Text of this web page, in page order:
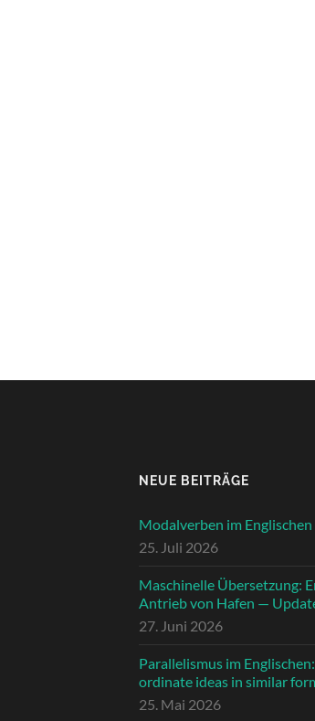
NEUE BEITRÄGE
Modalverben im Englischen
25. Juli 2026
Maschinelle Übersetzung:
Antrieb von Hafen —
27. Juni 2026
Parallelismus im
ordinate ideas in similar
25. Mai 2026